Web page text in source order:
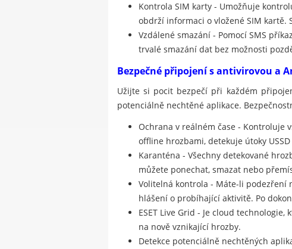
Kontrola SIM karty - Umožňuje
obdrží informaci o vložené SIM kartě.
Vzdálené smazání - Pomocí SMS
trvalé smazání dat bez možnosti
Bezpečné připojení s antivirovou a
Užijte si pocit bezpečí při každém
potenciálně nechtěné aplikace.
Ochrana v reálném čase - Kontroluje
offline hrozbami, detekuje útoky
Karanténa - Všechny detekované
můžete ponechat, smazat nebo
Volitelná kontrola - Máte-li podezření
hlášení o probíhající aktivitě. Po
ESET Live Grid - Je cloud
na nově vznikající hrozby.
Detekce potenciálně nechtěných